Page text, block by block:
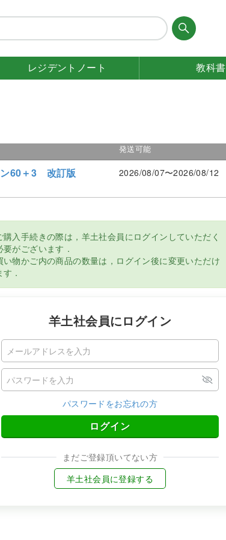
レジデント ノート 教科書
発送可能
60＋3 改訂版 2026/08/07〜2026/08/12
購入手続きの際は，羊土社会員にログインしていただく
要がございます．
い物かご内の商品の数量は，ログイン後に変更いただけ
す．
羊土社会員にログイン
パスワードをお忘れの方
ログイン
まだご登録頂いてない方
羊土社会員に登録する